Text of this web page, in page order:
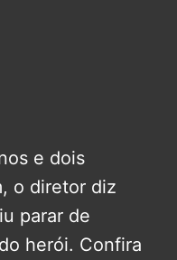
e dois
o diretor diz
parar de
herói. Confira